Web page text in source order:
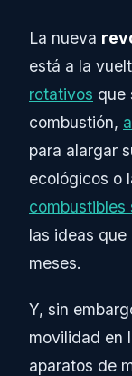
La nueva
está a la
rotativos que
combustión,
para alargar
ecológicos o
combustibles
las ideas que
meses.
Y, sin
movilidad en
aparatos de